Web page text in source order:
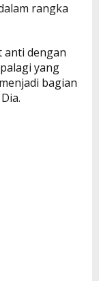
rangka
anti dengan
yang
bagian